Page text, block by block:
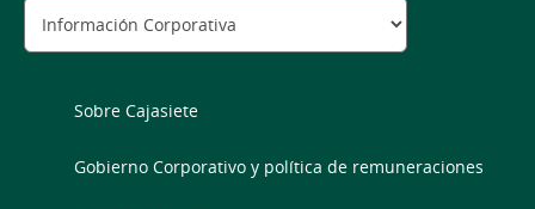
Sobre Cajasiete
Gobierno Corporativo y política de remuneraciones